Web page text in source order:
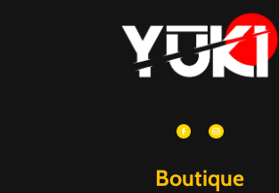
Boutique